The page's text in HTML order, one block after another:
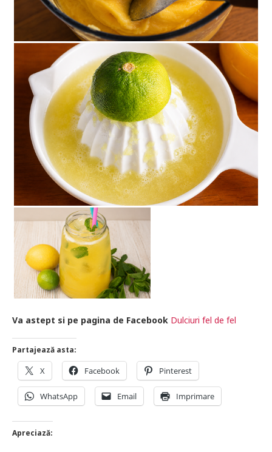
Va astept si pe pagina de Facebook Dulciuri fel de fel
Partajează asta:
X Facebook Pinterest
WhatsApp Email Imprimare
Apreciază: